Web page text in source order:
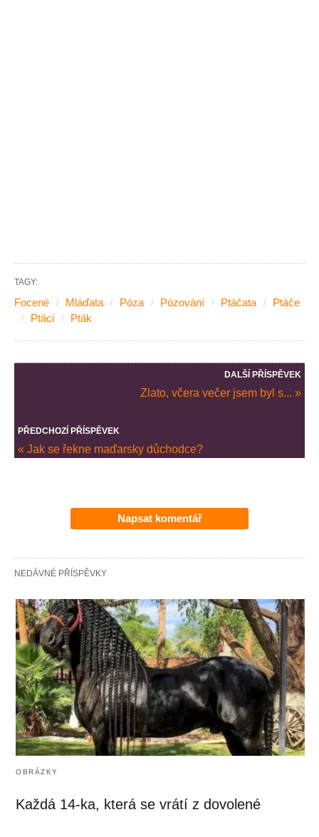
TAGY:
Focené Mláďata Póza Pózování Ptáčata
Ptáče
Ptáci
Pták
DALŠÍ PŘÍSPĚVEK
Zlato, včera večer jsem byl s... »
PŘEDCHOZÍ PŘÍSPĚVEK
« Jak se řekne maďarsky důchodce?
Napsat komentář
NEDÁVNÉ PŘÍSPĚVKY
OBRÁZKY
Každá 14-ka, která se vrátí z dovolené